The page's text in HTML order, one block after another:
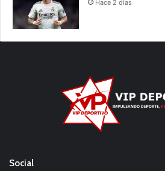
Hace 2 días
Social